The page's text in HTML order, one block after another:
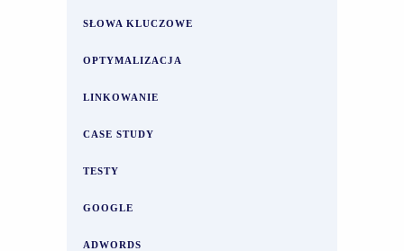
SŁOWA KLUCZOWE
OPTYMALIZACJA
LINKOWANIE
CASE STUDY
TESTY
GOOGLE
ADWORDS